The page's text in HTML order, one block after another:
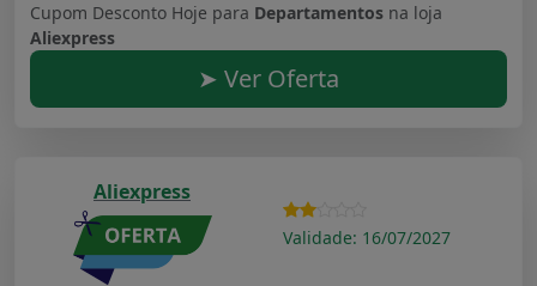
Cupom Desconto Hoje para Departamentos na loja
Aliexpress
➤ Ver Oferta
Aliexpress
Validade: 16/07/2027